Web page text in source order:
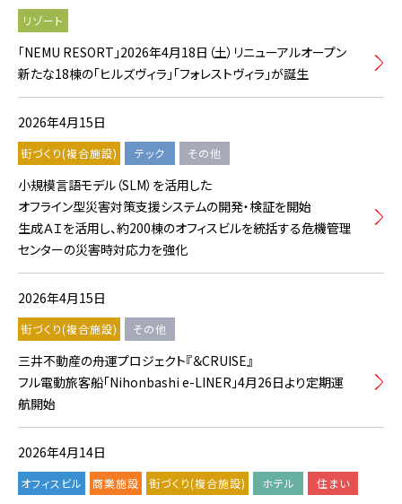
リゾート
「NEMU RESORT」2026年4月18日（土）リニューアルオープン
新たな18棟の「ヒルズヴィラ」「フォレストヴィラ」が誕生
2026年4月15日
街づくり(複合施設) テック その他
小規模言語モデル（SLM）を活用した
オフライン型災害対策支援システムの開発・検証を開始
生成ＡＩを活用し、約200棟のオフィスビルを統括する危機管理
センターの災害時対応力を強化
2026年4月15日
街づくり(複合施設) その他
三井不動産の舟運プロジェクト『＆CRUISE』
フル電動旅客船「Nihonbashi e-LINER」4月26日より定期運
航開始
2026年4月14日
オフィスビル 商業施設 街づくり(複合施設) ホテル 住まい